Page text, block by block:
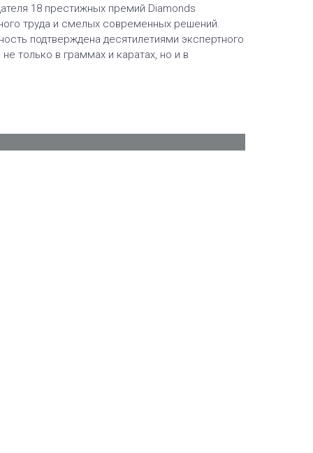
18 престижных премий Diamonds
труда и смелых современных решений.
подтверждена десятилетиями экспертного
только в граммах и каратах, но и в